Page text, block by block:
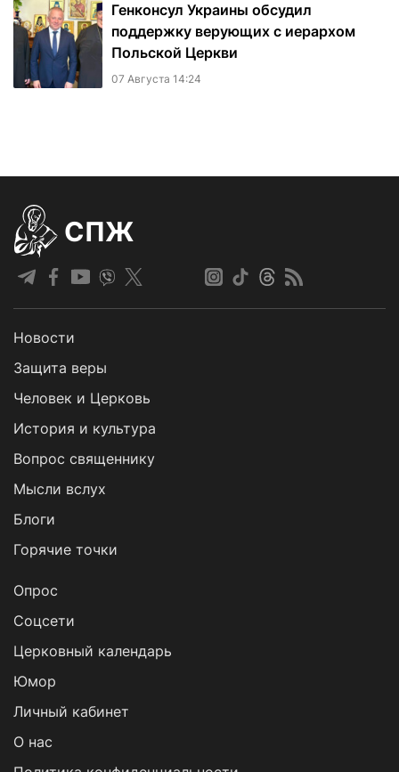
Генконсул Украины обсудил
поддержку верующих с иерархом
Польской Церкви
07 Августа 14:24
СПЖ
Новости
Защита веры
Человек и Церковь
История и культура
Вопрос священнику
Мысли вслух
Блоги
Горячие точки
Опрос
Cоцсети
Церковный календарь
Юмор
Личный кабинет
О нас